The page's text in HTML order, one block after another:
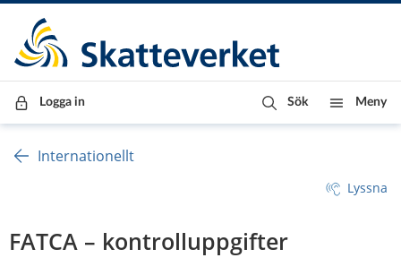
Till innehåll
Till navigationen
Till chattrobot
Logga in Sök Meny
Internationellt
Lyssna
FATCA – kontrolluppgifter